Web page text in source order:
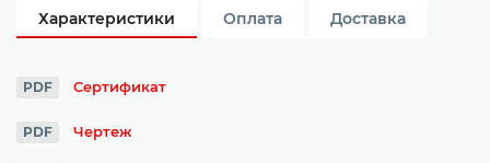
Характеристики Оплата Доставка
PDF Сертификат
PDF Чертеж